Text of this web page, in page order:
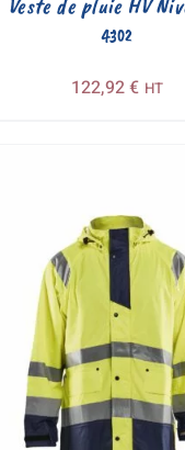
4302
Veste de pluie HV
122,92€ HT